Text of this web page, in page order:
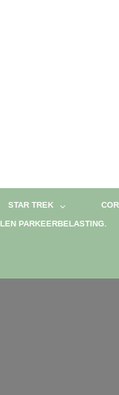
STAR TREK
PARKEERBELASTING.